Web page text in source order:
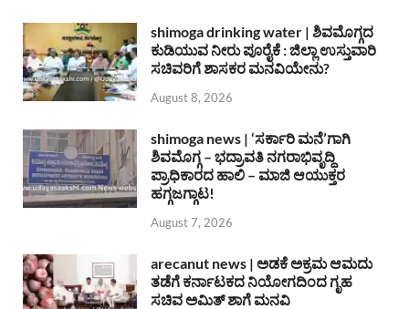
shimoga drinking water | ಶಿವಮೊಗ್ಗದ
ಕುಡಿಯುವ ನೀರು ಪೂರೈಕೆ : ಜಿಲ್ಲಾ ಉಸ್ತುವಾರಿ
ಸಚಿವರಿಗೆ ಶಾಸಕರ ಮನವಿಯೇನು?
August 8, 2026
shimoga news | ‘ಸರ್ಕಾರಿ ಮನೆ’ಗಾಗಿ
ಶಿವಮೊಗ್ಗ – ಭದ್ರಾವತಿ ನಗರಾಭಿವೃದ್ದಿ
ಪ್ರಾಧಿಕಾರದ ಹಾಲಿ – ಮಾಜಿ ಆಯುಕ್ತರ
ಹಗ್ಗಜಗ್ಗಾಟ!
August 7, 2026
arecanut news | ಅಡಕೆ ಅಕ್ರಮ ಆಮದು
ತಡೆಗೆ ಕರ್ನಾಟಕದ ನಿಯೋಗದಿಂದ ಗೃಹ
ಸಚಿವ ಅಮಿತ್ ಶಾಗೆ ಮನವಿ